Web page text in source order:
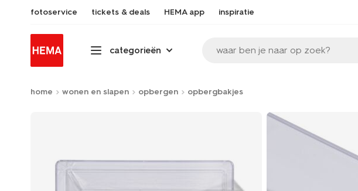
fotoservice tickets & deals HEMA app inspiratie
categorieën waar ben je naar op zoek?
home wonen en slapen opbergen opbergbakjes